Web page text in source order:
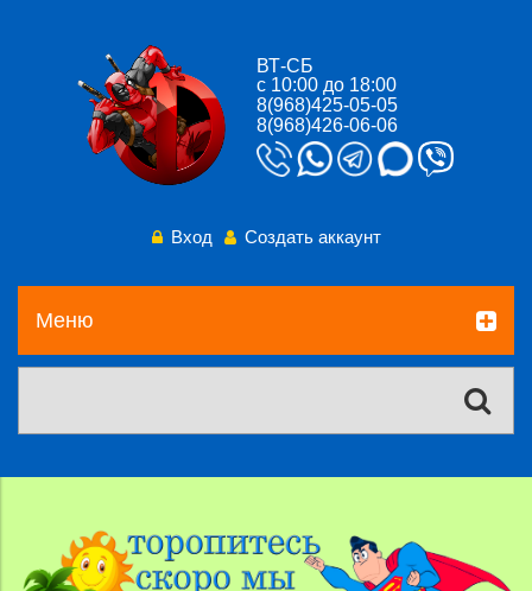
ВТ-СБ
с 10:00 до 18:00
8(968)425-05-05
8(968)426-06-06
Вход Создать аккаунт
Меню